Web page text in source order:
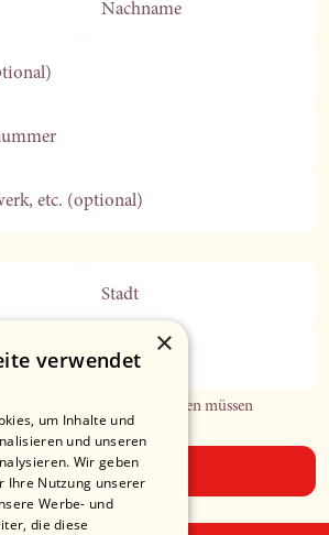
Nachname
etc. (optional)
Stadt
Ihre Bestellung kontaktieren müssen
Absenden
×
verwendet
um Inhalte und
und unseren
Wir geben
Ihre Nutzung unserer
Werbe- und
die diese